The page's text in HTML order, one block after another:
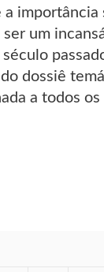
a importância
um
dossiê
a todos os